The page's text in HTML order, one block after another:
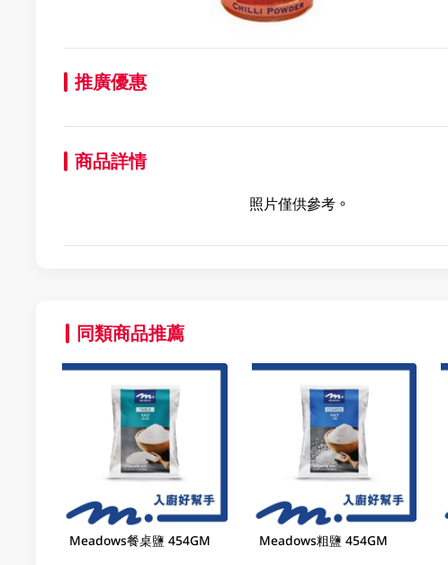
推廣優惠
商品詳情
照片僅供參考。
同類商品推薦
Meadows餐桌鹽 454GM Meadows粗鹽 454GM